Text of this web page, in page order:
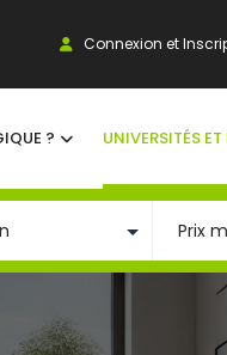
Connexion et
? UNIVERSITÉS